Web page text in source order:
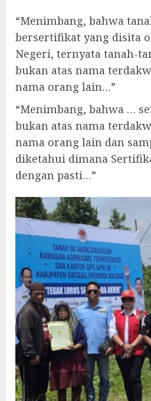
“Menimbang, bahwa
bersertifikat yang disita
Negeri, ternyata tanah-
bukan atas nama
nama orang lain…”
“Menimbang, bahwa …
bukan atas nama
nama orang lain dan
diketahui dimana
dengan pasti…”